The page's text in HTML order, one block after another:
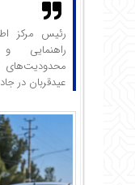
رئیس مرکز
راهنمایی
محدودیت‌های
عیدقربان در